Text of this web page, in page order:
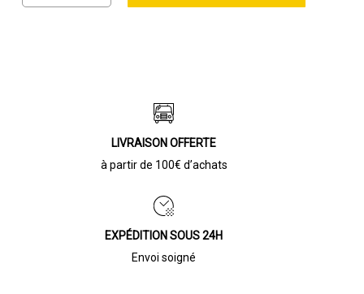
LIVRAISON OFFERTE
à partir de 100€ d’achats
EXPÉDITION SOUS 24H
Envoi soigné